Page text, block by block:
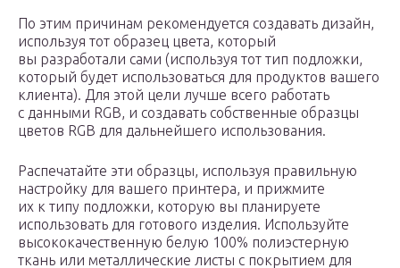
По этим причинам рекомендуется создавать дизайн,
используя тот образец цвета, который
вы разработали сами (используя тот тип подложки,
который будет использоваться для продуктов вашего
клиента). Для этой цели лучше всего работать
с данными RGB, и создавать собственные образцы
цветов RGB для дальнейшего использования.
Распечатайте эти образцы, используя правильную
настройку для вашего принтера, и прижмите
их к типу подложки, которую вы планируете
использовать для готового изделия. Используйте
высококачественную белую 100% полиэстерную
ткань или металлические листы с покрытием для